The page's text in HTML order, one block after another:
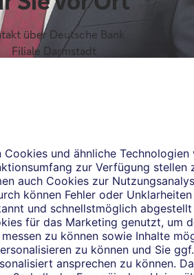
über Deutsche Bank
Filiale Darmstadt
für Sie
und
Ihre Finanzierungs-, Anlage- und
weiterhelfen. Ihnen stehen drei
einfach vorbei. Ich freue mich,